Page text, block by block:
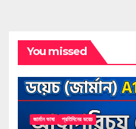
You missed
জার্মান ভাষা প্রতিদিনের ডয়েচ